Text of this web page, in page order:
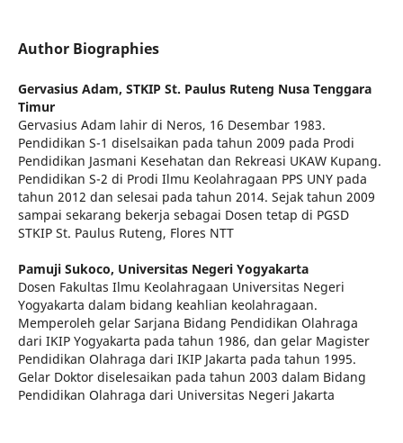
Author Biographies
Gervasius Adam, STKIP St. Paulus Ruteng Nusa Tenggara
Timur
Gervasius Adam lahir di Neros, 16 Desembar 1983.
Pendidikan S-1 diselsaikan pada tahun 2009 pada Prodi
Pendidikan Jasmani Kesehatan dan Rekreasi UKAW Kupang.
Pendidikan S-2 di Prodi Ilmu Keolahragaan PPS UNY pada
tahun 2012 dan selesai pada tahun 2014. Sejak tahun 2009
sampai sekarang bekerja sebagai Dosen tetap di PGSD
STKIP St. Paulus Ruteng, Flores NTT
Pamuji Sukoco, Universitas Negeri Yogyakarta
Dosen Fakultas Ilmu Keolahragaan Universitas Negeri
Yogyakarta dalam bidang keahlian keolahragaan.
Memperoleh gelar Sarjana Bidang Pendidikan Olahraga
dari IKIP Yogyakarta pada tahun 1986, dan gelar Magister
Pendidikan Olahraga dari IKIP Jakarta pada tahun 1995.
Gelar Doktor diselesaikan pada tahun 2003 dalam Bidang
Pendidikan Olahraga dari Universitas Negeri Jakarta